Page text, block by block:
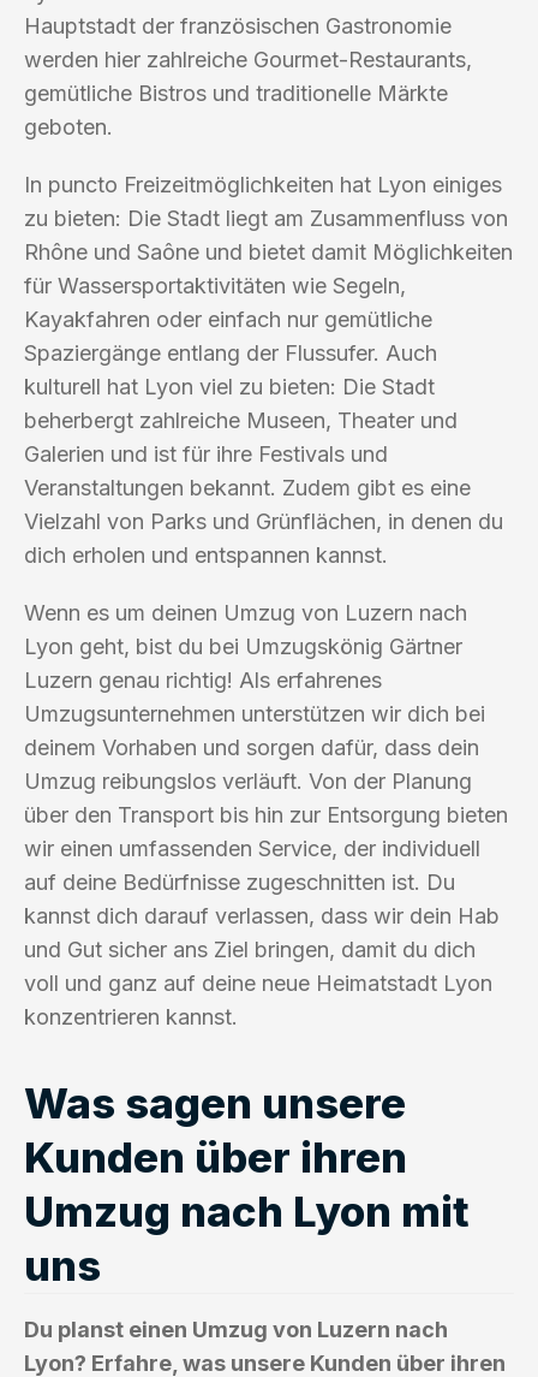
Hauptstadt der französischen Gastronomie
werden hier zahlreiche Gourmet-Restaurants,
gemütliche Bistros und traditionelle Märkte
geboten.
In puncto Freizeitmöglichkeiten hat Lyon einiges
zu bieten: Die Stadt liegt am Zusammenfluss von
Rhône und Saône und bietet damit Möglichkeiten
für Wassersportaktivitäten wie Segeln,
Kayakfahren oder einfach nur gemütliche
Spaziergänge entlang der Flussufer. Auch
kulturell hat Lyon viel zu bieten: Die Stadt
beherbergt zahlreiche Museen, Theater und
Galerien und ist für ihre Festivals und
Veranstaltungen bekannt. Zudem gibt es eine
Vielzahl von Parks und Grünflächen, in denen du
dich erholen und entspannen kannst.
Wenn es um deinen Umzug von Luzern nach
Lyon geht, bist du bei Umzugskönig Gärtner
Luzern genau richtig! Als erfahrenes
Umzugsunternehmen unterstützen wir dich bei
deinem Vorhaben und sorgen dafür, dass dein
Umzug reibungslos verläuft. Von der Planung
über den Transport bis hin zur Entsorgung bieten
wir einen umfassenden Service, der individuell
auf deine Bedürfnisse zugeschnitten ist. Du
kannst dich darauf verlassen, dass wir dein Hab
und Gut sicher ans Ziel bringen, damit du dich
voll und ganz auf deine neue Heimatstadt Lyon
konzentrieren kannst.
Was sagen unsere
Kunden über ihren
Umzug nach Lyon mit
uns
Du planst einen Umzug von Luzern nach
Lyon? Erfahre, was unsere Kunden über ihren